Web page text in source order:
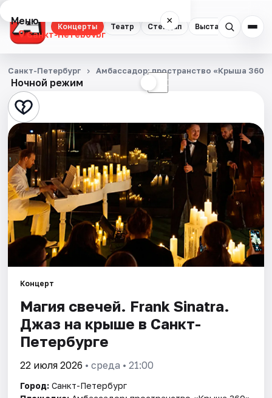
Концерты Театр Стендап Выставки
Меню ×
Санкт-Петербург
Концерты
Театр
Стендап
Выставки
Квесты
Экскурсии
Спорт
События
Города
Площадки
Артисты
Рейтинги
Ночной режим ☾
Санкт-Петербург Амбассадор: пространство «Крыша 360»
Концерт
Магия свечей. Frank Sinatra.
Джаз на крыше в Санкт-
Петербурге
22 июля 2026 • среда • 21:00
Город: Санкт-Петербург